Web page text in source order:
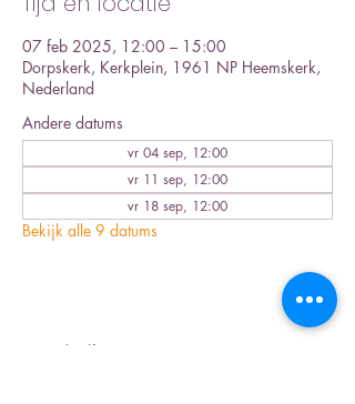
07 feb 2025, 12:00 – 15:00
Dorpskerk, Kerkplein, 1961 NP Heemskerk,
Nederland
Andere datums
vr 04 sep, 12:00
vr 11 sep, 12:00
vr 18 sep, 12:00
Bekijk alle 9 datums
Deel dit evenement